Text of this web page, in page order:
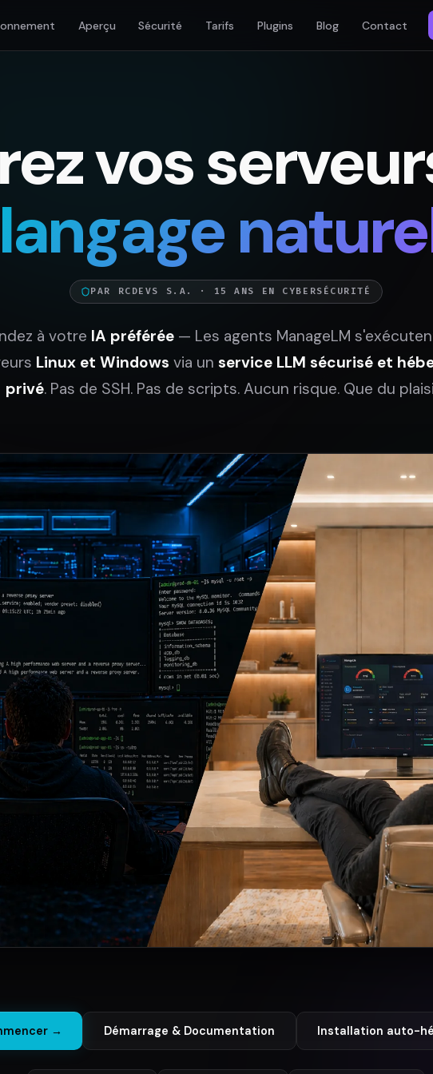
Aperçu Sécurité Tarifs Plugins Blog Contact
vos
langage
PAR RCDEVS S.A. · 15 ANS EN CYBERSÉCURITÉ
à votre IA préférée — Les agents ManageLM
Linux et Windows via un service LLM sécurisé et
privé. Pas de SSH. Pas de scripts. Aucun risque. Que du
→ Démarrage & Documentation Installation auto-